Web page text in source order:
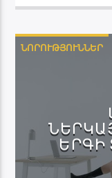
ՆՈՐՈՒԹՅՈՒՆՆԵՐ
ԵՐԳԻ